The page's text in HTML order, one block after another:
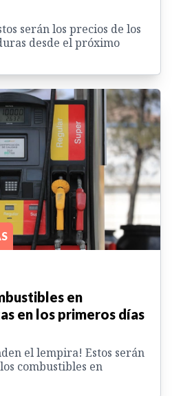
serán los precios de los
desde el próximo
en
en los primeros días
el lempira! Estos serán
combustibles en